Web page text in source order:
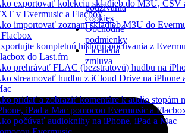
exportovať kolekciu skladieb do M3U, CSV
v Evermusic a Flacbox
importovať zoznam skladieb M3U do
Flacbox
kompletnú históriu počúvania z
do Last.fm
prehrávať FLAC (bezstratovú) hudbu na
streamovať hudbu z iCloud Drive na iPhone
pridať a zobraziť komentáre k audio stopám
iPad a Mac pomocou Evermusic a
počúvať audioknihy na iPhone, iPad a Mac
používania
cookies
Obchodné
podmienky
Licenčná
zmluva